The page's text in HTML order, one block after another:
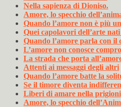
Nella sapienza di Dioniso.
Amore, lo specchio
Quando l’amore non è più
Quei capolavori dell’arte
Quando l’amore parla con il
L’amore non conosce
La strada che porta
Attenti ai messaggi degli altri
Quando l’amore batte la
Se il timore diventa
Liberi di amare nella
Amore, lo specchio